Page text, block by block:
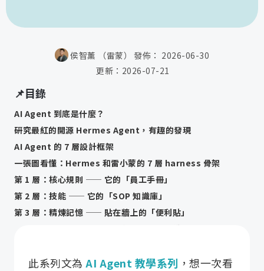
📌目錄
AI Agent 到底是什麼？
研究最紅的開源 Hermes Agent，有趣的發現
AI Agent 的 7 層設計框架
一張圖看懂：Hermes 和雷小蒙的 7 層 harness 骨架
第 1 層：核心規則 —— 它的「員工手冊」
第 2 層：技能 —— 它的「SOP 知識庫」
第 3 層：精煉記憶 —— 貼在牆上的「便利貼」
第 4 層：使用者畫像 —— 它對「你」的認識
第 6 層：生命週期自動化 —— 不用想的「反射動作」
侯智薰 （雷蒙） 發佈： 2026-06-30
更新： 2026-07-21
此系列文為 AI Agent 教學系列 ，想一次看